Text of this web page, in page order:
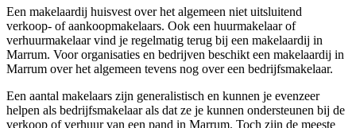
Een makelaardij huisvest over het algemeen niet uitsluitend
verkoop- of aankoopmakelaars. Ook een huurmakelaar of
verhuurmakelaar vind je regelmatig terug bij een makelaardij in
Marrum. Voor organisaties en bedrijven beschikt een makelaardij in
Marrum over het algemeen tevens nog over een bedrijfsmakelaar.
Een aantal makelaars zijn generalistisch en kunnen je evenzeer
helpen als bedrijfsmakelaar als dat ze je kunnen ondersteunen bij de
verkoop of verhuur van een pand in Marrum. Toch zijn de meeste